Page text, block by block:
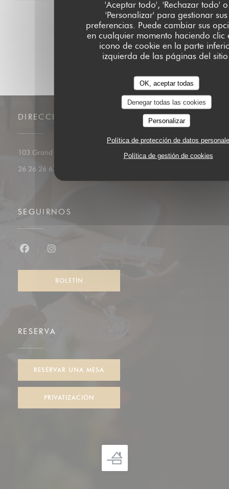
'Aceptar todo', 'Rechazar todo' o
'Personalizar' para gestionar sus
preferencias. Puede cambiar sus
en cualquier momento haciendo clic
icono de cookie en la parte
izquierda de las páginas del
OK, aceptar todas
Denegar todas las cookies
Personalizar
Política de protección de datos
Política de gestión de cookies
2 3
DIRECCIÓN
103 Grand Rue L-1660 Luxembourg((abre en una nueva ventana))
26 26 26 67
SEGUIRNOS
BOLETÍN
RESERVA
RESERVAR UNA MESA
PRIVATIZACIÓN